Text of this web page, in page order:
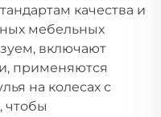
качества и
мебельных
включают
применяются
на колесах с
чтобы